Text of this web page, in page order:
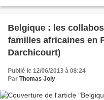
Belgique : les
familles africaines en
Darchicourt)
Publié le 12/06/2013 à 08:24
Par Thomas Joly